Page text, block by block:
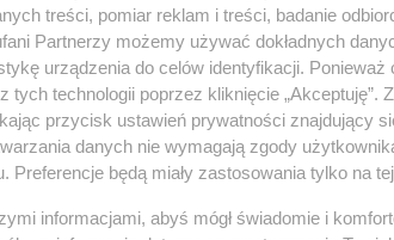
burze.
nad
Połowa wakacji
drogach. Policja
treści, pomiar reklam i treści, badanie
Partnerzy możemy używać dokładnych
urządzenia do celów identyfikacji.
tych technologii poprzez kliknięcie „Akceptuję”.
przycisk ustawień prywatności znajdujący
danych nie wymagają zgody
Preferencje będą miały zastosowania tylko na
informacjami, abyś mógł świadomie i